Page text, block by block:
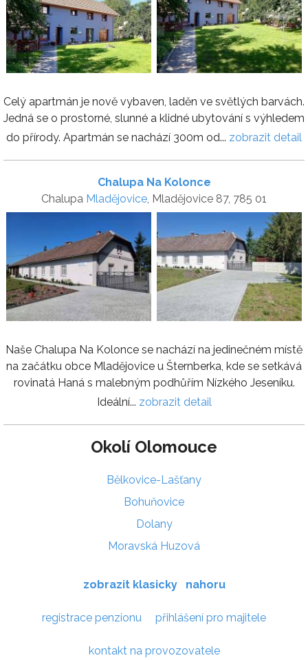
Celý apartmán je nově vybaven, laděn ve světlých barvách.
Jedná se o prostorné, slunné a klidné ubytování s výhledem
do přírody. Apartmán se nachází 300m od... zobrazit detail
Chalupa Na Kolonce
Chalupa Mladějovice, Mladějovice 87, 785 01
Naše Chalupa Na Kolonce se nachází na jedinečném místě
na začátku obce Mladějovice u Šternberka, kde se setkává
rovinatá Haná s malebným podhůřím Nízkého Jeseníku.
Ideální... zobrazit detail
Okolí Olomouce
Bělkovice-Lašťany
Bohuňovice
Dolany
Moravská Huzová
zobrazit klasicky nahoru
registrace penzionu přihlášení pro majitele
kontakt na provozovatele